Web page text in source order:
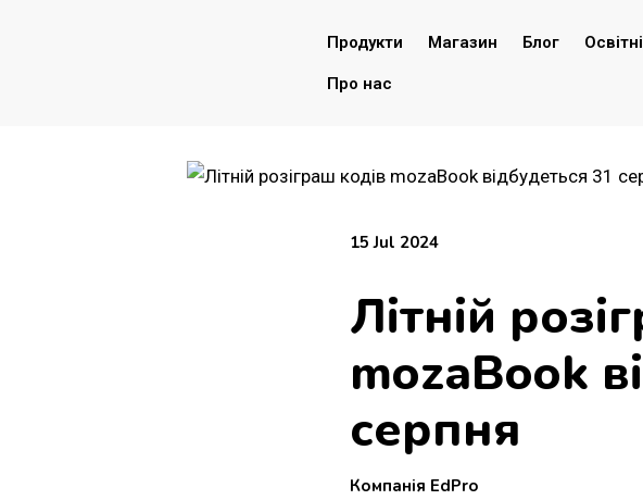
Продукти Магазин Блог
Про нас
15 Jul 2024
Літній
mozaBook
серпня
Компанія EdPro